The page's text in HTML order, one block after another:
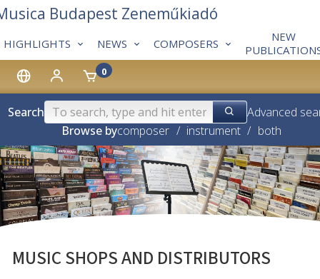
0
HIGHLIGHTS NEWS COMPOSERS
NEW
Budapest Zeneműkiadó
Search
Advanced
Browse bycomposer / instrument / both
MUSIC SHOPS AND DISTRIBUTORS